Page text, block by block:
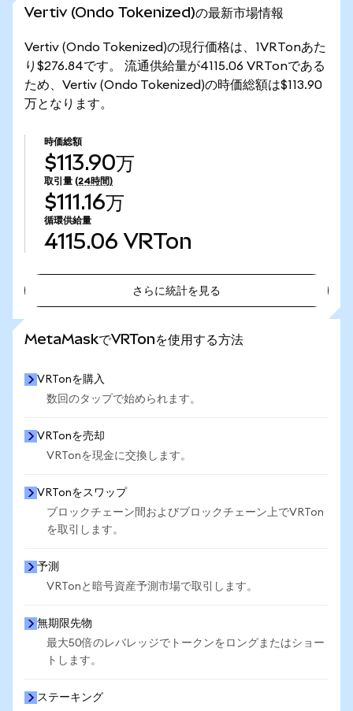
Vertiv (Ondo Tokenized)の最新市場情報
Vertiv (Ondo Tokenized)の現行価格は、1VRTonあた
り$276.84です。 流通供給量が4115.06 VRTonである
ため、Vertiv (Ondo Tokenized)の時価総額は$113.90
万となります。
時価総額
$113.90万
取引量 (24時間)
$111.16万
循環供給量
4115.06 VRTon
さらに統計を見る
MetaMaskでVRTonを使用する方法
VRTonを購入
数回のタップで始められます。
VRTonを売却
VRTonを現金に交換します。
VRTonをスワップ
ブロックチェーン間およびブロックチェーン上でVRTon
を取引します。
予測
VRTonと暗号資産予測市場で取引します。
無期限先物
最大50倍のレバレッジでトークンをロングまたはショー
トします。
ステーキング